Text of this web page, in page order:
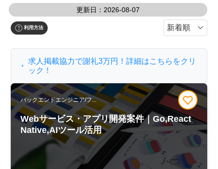
更新日：2026-08-07
利用方法
求人掲載協力で謝礼3万円！詳細はこちらをクリ
ック！
バックエンドエンジニア/フ...
Webサービス・アプリ開発案件｜Go,React
Native,AIツール活用